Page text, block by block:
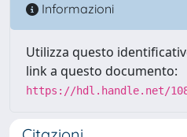
Informazioni
Utilizza questo
link a questo documento:
https://hdl.handle.net/